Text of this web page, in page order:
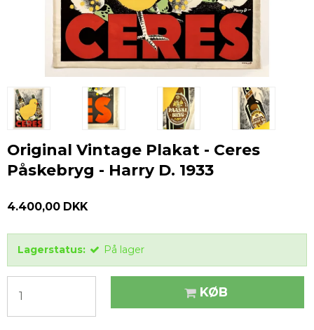
Original Vintage Plakat - Ceres
Påskebryg - Harry D. 1933
4.400,00 DKK
Lagerstatus: På lager
KØB